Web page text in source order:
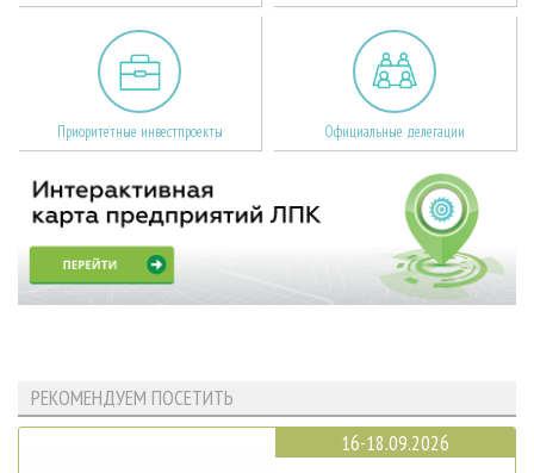
Приоритетные инвестпроекты Официальные делегации
РЕКОМЕНДУЕМ ПОСЕТИТЬ
16-18.09.2026